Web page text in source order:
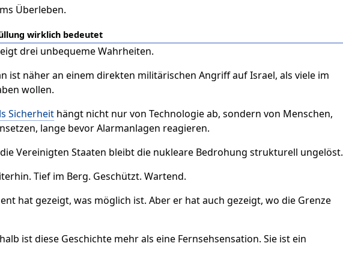
Überleben.
wirklich bedeutet
drei unbequeme Wahrheiten.
ist näher an einem direkten militärischen Angriff auf Israel, als viele im
wollen.
Sicherheit hängt nicht nur von Technologie ab, sondern von Menschen,
lange bevor Alarmanlagen reagieren.
Vereinigten Staaten bleibt die nukleare Bedrohung strukturell ungelöst.
Tief im Berg. Geschützt. Wartend.
hat gezeigt, was möglich ist. Aber er hat auch gezeigt, wo die Grenze
ist diese Geschichte mehr als eine Fernsehsensation. Sie ist ein